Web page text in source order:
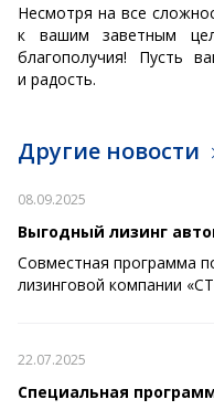
Несмотря на все
к вашим заветным
благополучия! Пусть
и радость.
Другие новости
08.09.2025
Выгодный лизинг
Совместная программа
лизинговой компании
22.07.2025
Специальная